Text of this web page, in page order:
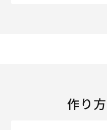
作り